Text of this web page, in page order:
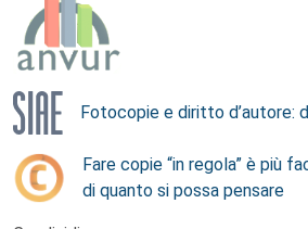
Fotocopie e diritto d’autore:
Fare copie “in regola” è più
di quanto si possa pensare